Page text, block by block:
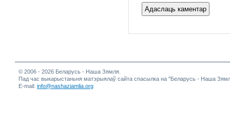
© 2006 - 2026 Беларусь - Наша Зямля.
Пад час выкарыстаньня матэрыялаў сайта спасылка на "Беларусь - Наша
E-mail: info@nashaziamlia.org